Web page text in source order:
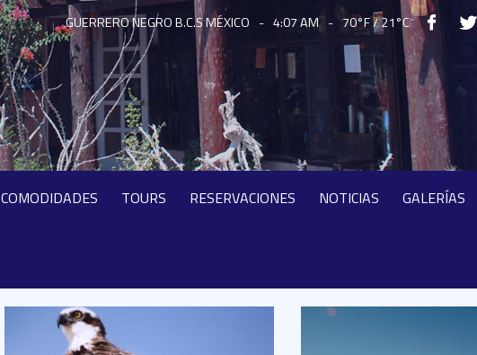
GUERRERO NEGRO B.C.S MÉXICO - 4:07 AM - 70°F / 21°C
COMODIDADES TOURS RESERVACIONES NOTICIAS GALERÍAS